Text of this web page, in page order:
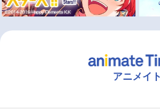
アニメイト